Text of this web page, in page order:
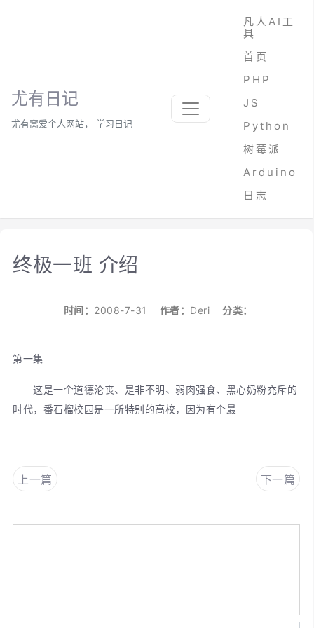
尤有日记
尤有窝爱个人网站， 学习日记
凡人AI工
具
首页
PHP
JS
Python
树莓派
Arduino
日志
终极一班 介绍
时间： 2008-7-31 作者： Deri 分类：
第一集
这是一个道德沦丧、是非不明、弱肉强食、黑心奶粉充斥的
时代，番石榴校园是一所特别的高校，因为有个最
上一篇 下一篇